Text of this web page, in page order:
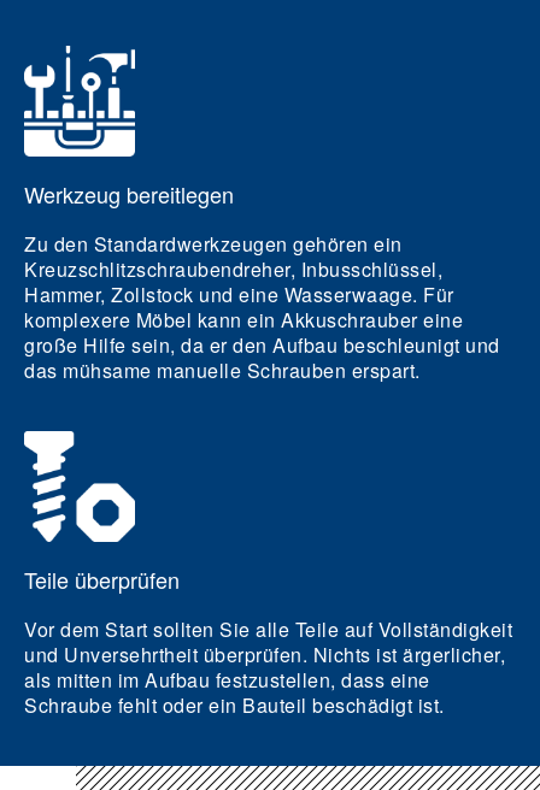
Werkzeug bereitlegen
Zu den Standardwerkzeugen gehören ein
Kreuzschlitzschraubendreher, Inbusschlüssel,
Hammer, Zollstock und eine Wasserwaage. Für
komplexere Möbel kann ein Akkuschrauber eine
große Hilfe sein, da er den Aufbau beschleunigt und
das mühsame manuelle Schrauben erspart.
Teile überprüfen
Vor dem Start sollten Sie alle Teile auf Vollständigkeit
und Unversehrtheit überprüfen. Nichts ist ärgerlicher,
als mitten im Aufbau festzustellen, dass eine
Schraube fehlt oder ein Bauteil beschädigt ist.